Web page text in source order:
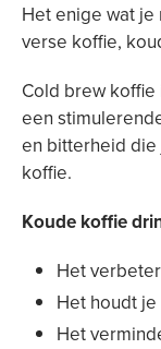
Het enige wat
verse koffie,
Cold brew
een
en bitterheid die
koffie.
Koude koffie
Het
Het houdt
Het